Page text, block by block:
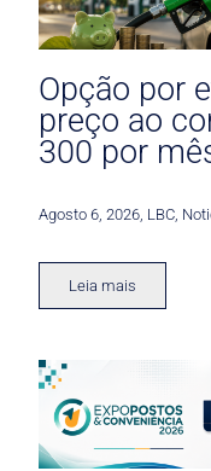
Opção por
preço ao
300 por
Agosto 6, 2026 LBC
Leia mais